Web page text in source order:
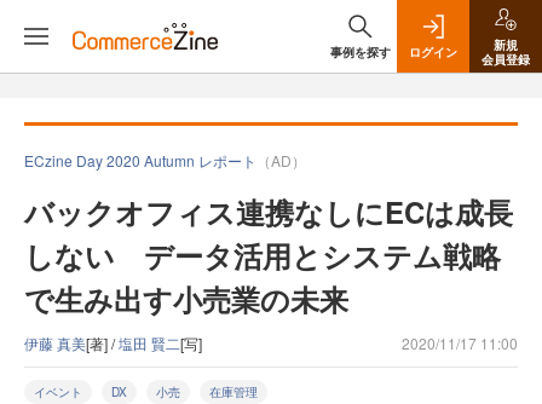
事例を探す ログイン
新規
会員登録
ECzine Day 2020 Autumn レポート （AD）
バックオフィス連携なしにECは成長
しない データ活用とシステム戦略
で生み出す小売業の未来
伊藤 真美[著] /塩田 賢二[写] 2020/11/17 11:00
イベント DX 小売 在庫管理